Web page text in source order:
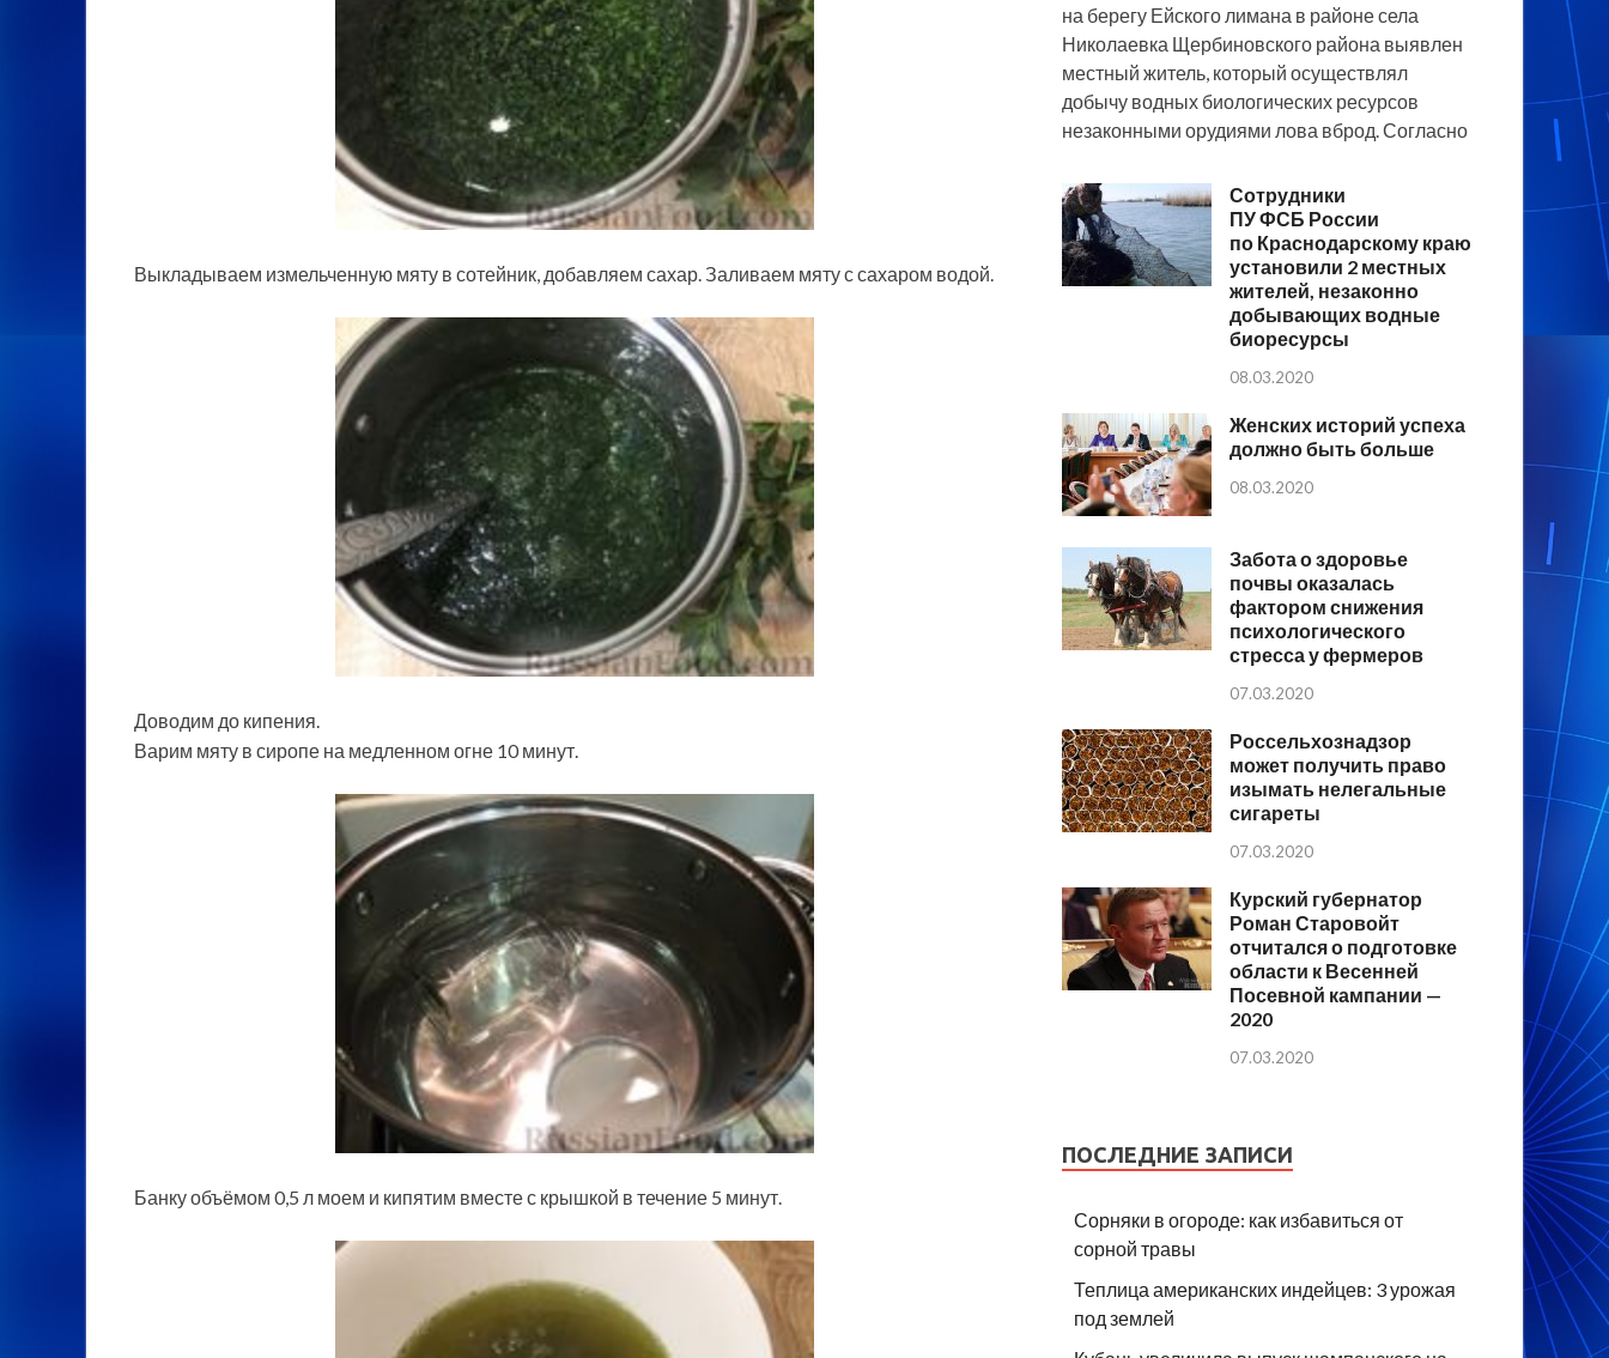
Выкладываем измельченную мяту в сотейник, добавляем сахар. Заливаем мяту с сахаром водой.
Доводим до кипения.
Варим мяту в сиропе на медленном огне 10 минут.
Банку объёмом 0,5 л моем и кипятим вместе с крышкой в течение 5 минут.
на берегу Ейского лимана в районе села
Николаевка Щербиновского района выявлен
местный житель, который осуществлял
добычу водных биологических ресурсов
незаконными орудиями лова вброд. Согласно
Сотрудники
ПУ ФСБ России
по Краснодарскому краю
установили 2 местных
жителей, незаконно
добывающих водные
биоресурсы
08.03.2020
Женских историй успеха
должно быть больше
08.03.2020
Забота о здоровье
почвы оказалась
фактором снижения
психологического
стресса у фермеров
07.03.2020
Россельхознадзор
может получить право
изымать нелегальные
сигареты
07.03.2020
Курский губернатор
Роман Старовойт
отчитался о подготовке
области к Весенней
Посевной кампании —
2020
07.03.2020
ПОСЛЕДНИЕ ЗАПИСИ
Сорняки в огороде: как избавиться от
сорной травы
Теплица американских индейцев: 3 урожая
под землей